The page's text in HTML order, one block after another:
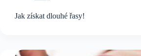
Jak získat dlouhé řasy!